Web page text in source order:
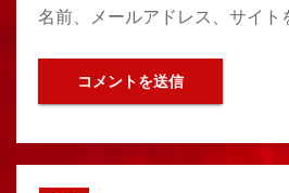
名前、メールアドレス、サイト